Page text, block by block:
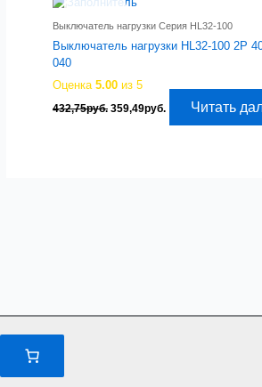
Выключатель нагрузки Серия HL32-100
Выключатель нагрузки HL32-100 2P
040
Оценка5.00 из 5
432,75руб. Первоначальная
359,49руб. ТекущаяЧитать